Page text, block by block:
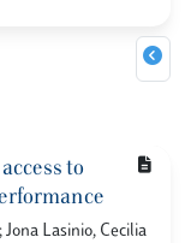
to
Lasinio, Cecilia